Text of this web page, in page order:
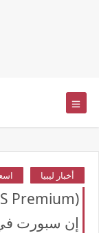
أخبار ليبيا
إن سبورت في